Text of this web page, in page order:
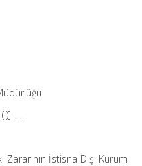
….
İstisna Dışı Kurum